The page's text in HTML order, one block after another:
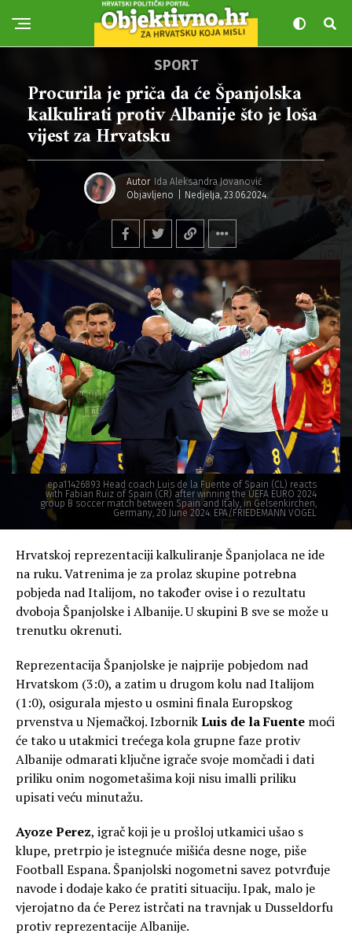
epa11426893 Head coach Luis de la Fuente of Spain (CL) reacts
with Fabian Ruiz of Spain (CR) after winning the UEFA EURO 2024
group B soccer match between Spain and Italy, in Gelsenkirchen,
Germany, 20 June 2024. EPA/FRIEDEMANN VOGEL
SPORT
Procurila je priča da će Španjolska
kalkulirati protiv Albanije što je loša
vijest za Hrvatsku
Autor Ida Aleksandra Jovanović
Objavljeno
Nedjelja, 23.06.2024.
Hrvatskoj reprezentaciji kalkuliranje Španjolaca ne ide
na ruku. Vatrenima je za prolaz skupine potrebna
pobjeda nad Italijom, no također ovise i o rezultatu
dvoboja Španjolske i Albanije. U skupini B sve se može u
trenutku okrenuti.
Reprezentacija Španjolske je najprije pobjedom nad
Hrvatskom (3:0), a zatim u drugom kolu nad Italijom
(1:0), osigurala mjesto u osmini finala Europskog
prvenstva u Njemačkoj. IzbornikLuis de la Fuente moći
će tako u utakmici trećega kola grupne faze protiv
Albanije odmarati ključne igrače svoje momčadi i dati
priliku onim nogometašima koji nisu imalli priliku
upisati veću minutažu.
Ayoze Perez, igrač koji je u prošloj utkamici ušao s
klupe, pretrpio je istegnuće mišića desne noge, piše
Football Espana. Španjolski nogometni savez potvrđuje
navode i dodaje kako će pratiti situaciju. Ipak, malo je
vjerojatno da će Perez istrčati na travnjak u Dusseldorfu
protiv reprezentacije Albanije.